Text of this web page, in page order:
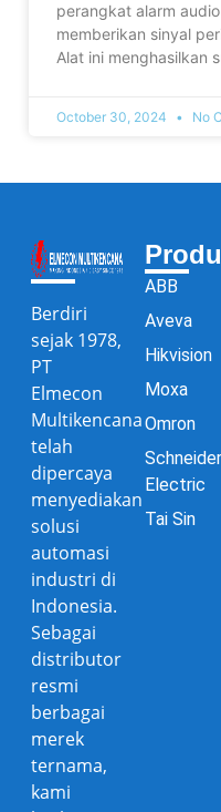
perangkat alarm
memberikan sinyal
Alat ini menghasilkan
October 30, 2024 No
Berdiri
sejak 1978,
PT
Elmecon
Multikencana
telah
dipercaya
menyediakan
solusi
automasi
industri di
Indonesia.
Sebagai
distributor
resmi
berbagai
merek
ternama,
kami
ABB
Aveva
Hikvision
Moxa
Omron
Schneider
Electric
Tai Sin